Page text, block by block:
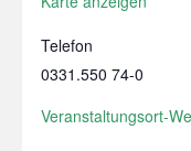
Telefon
0331.550 74-0
Veranstaltungsort-